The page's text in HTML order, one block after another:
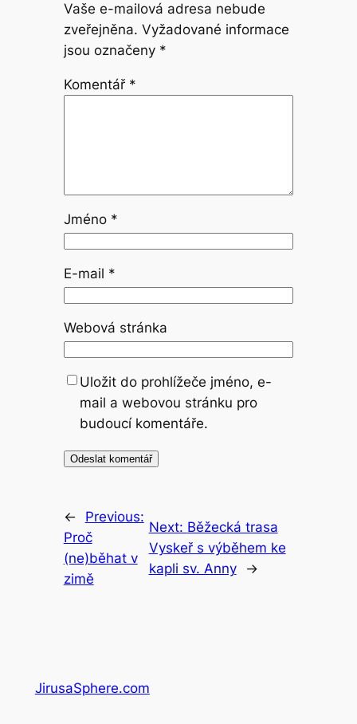
Vaše e-mailová adresa nebude
zveřejněna. Vyžadované informace
jsou označeny *
Komentář *
Jméno *
E-mail *
Webová stránka
Uložit do prohlížeče jméno, e-
mail a webovou stránku pro
budoucí komentáře.
←
Previous:
Proč
(ne)běhat v
zimě
Next: Běžecká trasa
Vyskeř s výběhem ke
kapli sv. Anny
→
JirusaSphere.com